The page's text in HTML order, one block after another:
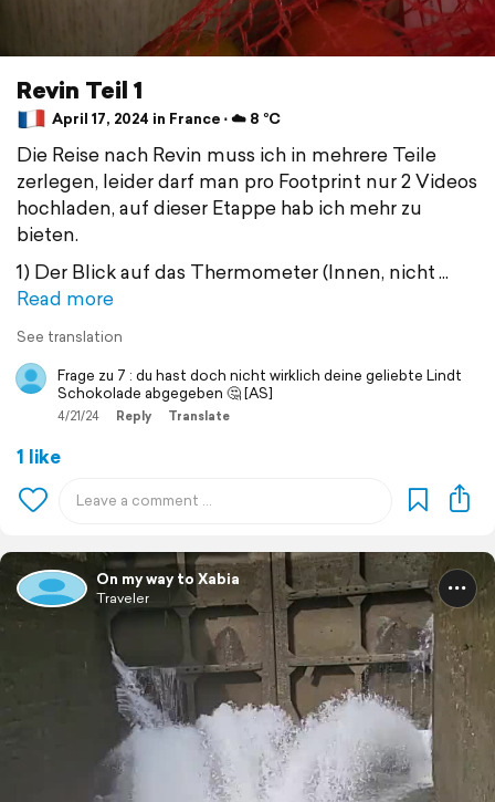
Revin Teil 1
April 17, 2024 in France ⋅ ☁️ 8 °C
Die Reise nach Revin muss ich in mehrere Teile
zerlegen, leider darf man pro Footprint nur 2 Videos
hochladen, auf dieser Etappe hab ich mehr zu
bieten.
1) Der Blick auf das Thermometer (Innen, nicht
Read more
See translation
Frage zu 7 : du hast doch nicht wirklich deine geliebte Lindt
Schokolade abgegeben 🤔 [AS]
4/21/24 Reply Translate
1 like
On my way to Xabia
Traveler